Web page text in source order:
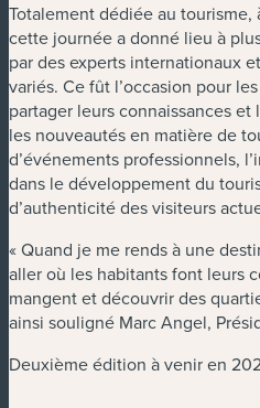
Totalement dédiée au tourisme,
cette journée a donné lieu à
par des experts internationaux
variés. Ce fût l’occasion pour
partager leurs connaissances et
les nouveautés en matière de
d’événements professionnels,
dans le développement du
d’authenticité des visiteurs
« Quand je me rends à une
aller où les habitants font leurs
mangent et découvrir des
ainsi souligné Marc Angel,
Deuxième édition à venir en